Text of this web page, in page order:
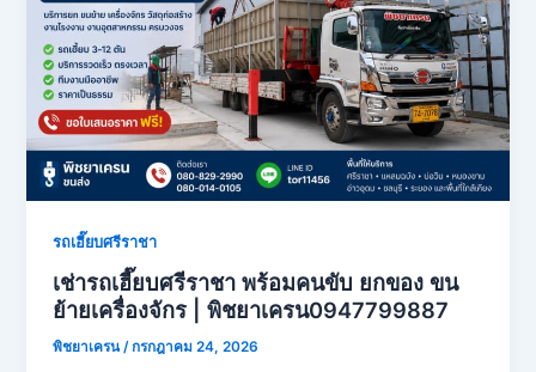
รถเฮี๊ยบศรีราชา
เช่ารถเฮี๊ยบศรีราชา พร้อมคนขับ ยกของ ขน
ย้ายเครื่องจักร | พิชยาเครน0947799887
พิชยาเครน/กรกฎาคม 24, 2026